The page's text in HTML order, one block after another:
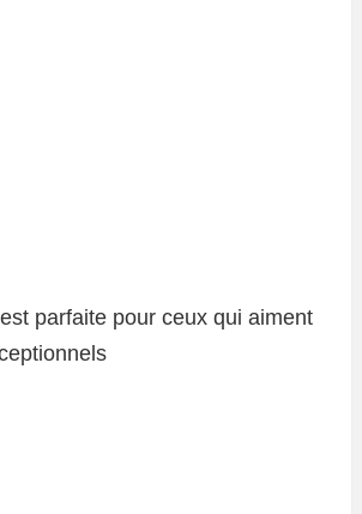
parfaite pour ceux qui aiment